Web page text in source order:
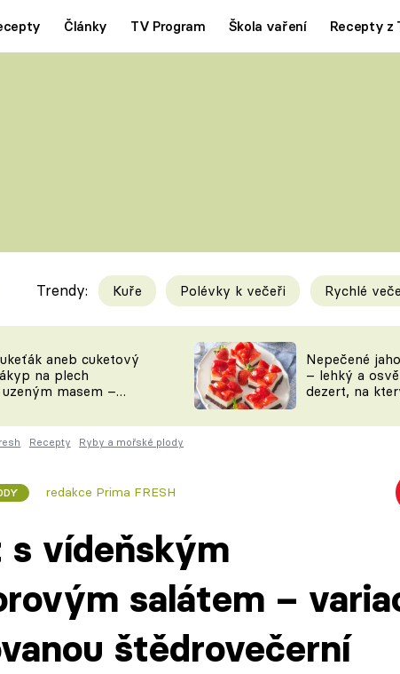
Články TV Program Škola vaření Recepty z
Videorecepty
TEĎ VAŘÍ ŠÉF!
ČESKO NA TALÍŘI
KUCHAŘKA
Tipy a triky
KAM ZA JÍDLEM
VYCHYTÁVKY
Trendy: Kuře Polévky k večeři Rychlé
aneb cuketový
na plech
masem –
přerostlé
Nepečené
– lehký a
dezert, na
Recepty Ryby a mořské plody
redakce Prima FRESH
s vídeňským
salátem –
štědrovečerní